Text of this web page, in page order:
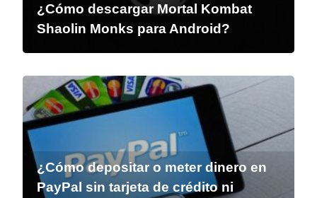
¿Cómo descargar Mortal Kombat
Shaolin Monks para Android?
¿Cómo depositar o meter dinero en
PayPal sin tarjeta de crédito ni